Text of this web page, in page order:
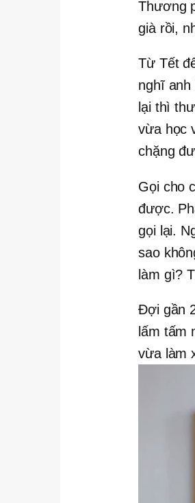
Thương
già rồi,
Từ Tết
nghĩ anh
lại thì
vừa học
chặng
Gọi cho
được.
gọi lại.
sao
làm gì?
Đợi gần
lấm tấm
vừa làm